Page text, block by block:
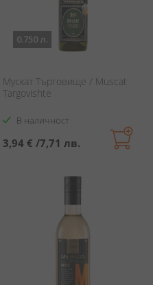
0.750 л.
Мускат Търговище / Muscat
Targovishte
В наличност
3,94 € /7,71 лв.